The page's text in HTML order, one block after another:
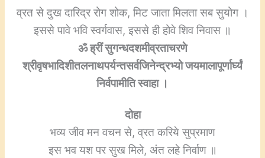
व्रत से दुख दारिद्र रोग शोक, मिट जाता मिलता सब सुयोग ।
इससे पावे भवि स्वर्गवास, इससे ही होवे शिव निवास ॥
ॐ ह्रीं सुगन्धदशमीव्रताचरणे
श्रीवृषभादिशीतलनाथपर्यन्तसर्वजिनेन्द्रभ्यो जयमालापूर्णार्घ्यं
निर्वपामीति स्वाहा ।
दोहा
भव्य जीव मन वचन से, व्रत करिये सुप्रमाण
इस भव यश पर सुख मिले, अंत लहे निर्वाण ॥